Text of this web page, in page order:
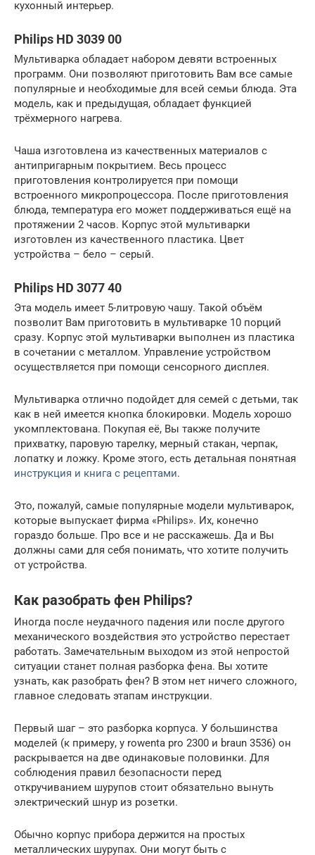
кухонный интерьер.
Philips HD 3039 00
Мультиварка обладает набором девяти встроенных
программ. Они позволяют приготовить Вам все самые
популярные и необходимые для всей семьи блюда. Эта
модель, как и предыдущая, обладает функцией
трёхмерного нагрева.
Чаша изготовлена из качественных материалов с
антипригарным покрытием. Весь процесс
приготовления контролируется при помощи
встроенного микропроцессора. После приготовления
блюда, температура его может поддерживаться ещё на
протяжении 2 часов. Корпус этой мультиварки
изготовлен из качественного пластика. Цвет
устройства – бело – серый.
Philips HD 3077 40
Эта модель имеет 5-литровую чашу. Такой объём
позволит Вам приготовить в мультиварке 10 порций
сразу. Корпус этой мультиварки выполнен из пластика
в сочетании с металлом. Управление устройством
осуществляется при помощи сенсорного дисплея.
Мультиварка отлично подойдет для семей с детьми, так
как в ней имеется кнопка блокировки. Модель хорошо
укомплектована. Покупая её, Вы также получите
прихватку, паровую тарелку, мерный стакан, черпак,
лопатку и ложку. Кроме этого, есть детальная понятная
инструкция и книга с рецептами.
Это, пожалуй, самые популярные модели мультиварок,
которые выпускает фирма «Philips». Их, конечно
гораздо больше. Про все и не расскажешь. Да и Вы
должны сами для себя понимать, что хотите получить
от устройства.
Как разобрать фен Philips?
Иногда после неудачного падения или после другого
механического воздействия это устройство перестает
работать. Замечательным выходом из этой непростой
ситуации станет полная разборка фена. Вы хотите
узнать, как разобрать фен? В этом нет ничего сложного,
главное следовать этапам инструкции.
Первый шаг – это разборка корпуса. У большинства
моделей (к примеру, у rowenta pro 2300 и braun 3536) он
раскрывается на две одинаковые половинки. Для
соблюдения правил безопасности перед
откручиванием шурупов стоит обязательно вынуть
электрический шнур из розетки.
Обычно корпус прибора держится на простых
металлических шурупах. Они могут быть с